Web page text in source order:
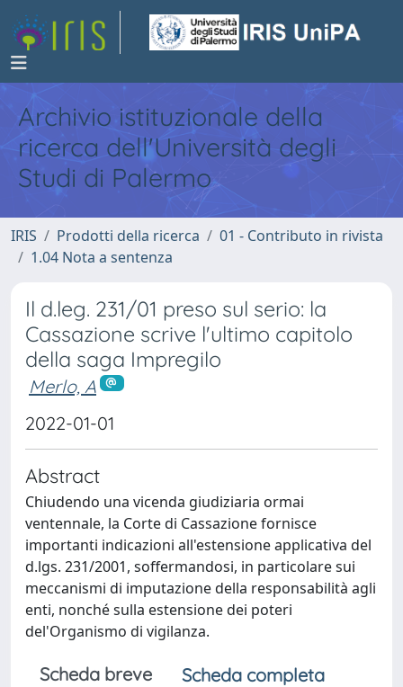
Archivio istituzionale della
ricerca dell'Università degli
Studi di Palermo
IRIS Prodotti della ricerca
01 - Contributo in rivista
1.04 Nota a sentenza
Il d.leg. 231/01 preso sul serio: la
Cassazione scrive l'ultimo capitolo
della saga Impregilo
Merlo, A
2022-01-01
Abstract
Chiudendo una vicenda giudiziaria ormai
ventennale, la Corte di Cassazione fornisce
importanti indicazioni all'estensione applicativa del
d.lgs. 231/2001, soffermandosi, in particolare sui
meccanismi di imputazione della responsabilità agli
enti, nonché sulla estensione dei poteri
del'Organismo di vigilanza.
Scheda breve
Scheda completa